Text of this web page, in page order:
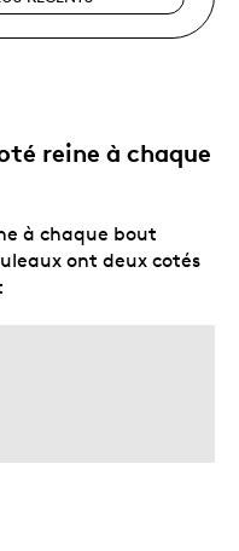
reine à chaque
à chaque bout
ont deux cotés